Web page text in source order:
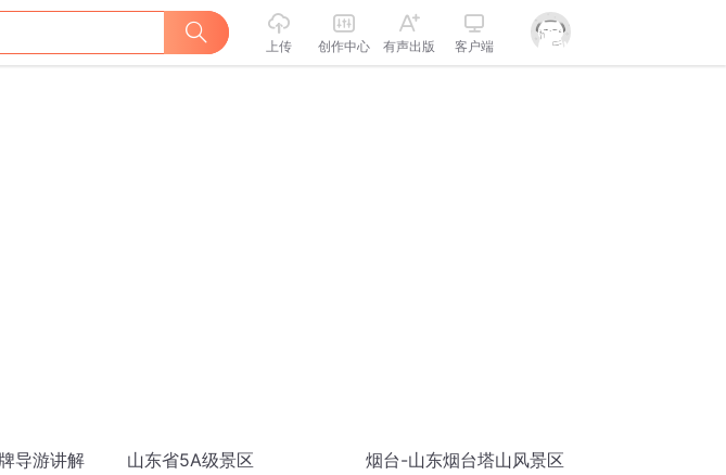
上传 创作中心 有声出版 客户端
导游讲解 山东省5A级景区 烟台-山东烟台塔山风景区